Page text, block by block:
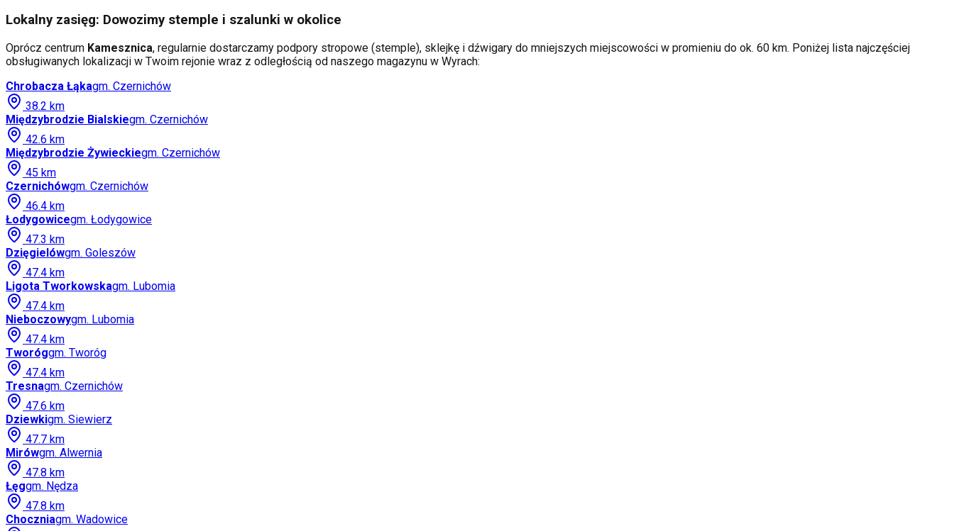
Lokalny zasięg: Dowozimy stemple i szalunki w okolice
Oprócz centrum Kamesznica, regularnie dostarczamy podpory stropowe (stemple), sklejkę i dźwigary do mniejszych miejscowości w promieniu do ok. 60 km. Poniżej lista najczęściej
obsługiwanych lokalizacji w Twoim rejonie wraz z odległością od naszego magazynu w Wyrach:
Chrobacza Łąkagm. Czernichów
38.2 km
Międzybrodzie Bialskiegm. Czernichów
42.6 km
Międzybrodzie Żywieckiegm. Czernichów
45 km
Czernichówgm. Czernichów
46.4 km
Łodygowicegm. Łodygowice
47.3 km
Dzięgielówgm. Goleszów
47.4 km
Ligota Tworkowskagm. Lubomia
47.4 km
Nieboczowygm. Lubomia
47.4 km
Tworóggm. Tworóg
47.4 km
Tresnagm. Czernichów
47.6 km
Dziewkigm. Siewierz
47.7 km
Mirówgm. Alwernia
47.8 km
Łęggm. Nędza
47.8 km
Choczniagm. Wadowice